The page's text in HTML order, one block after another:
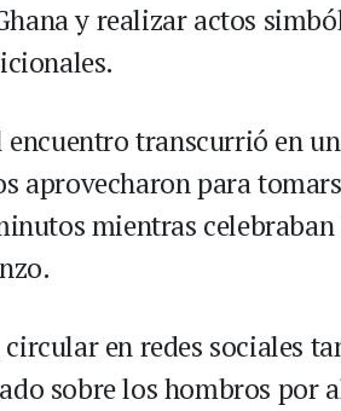
y realizar actos
transcurrió en
aprovecharon para
mientras
en redes sociales
sobre los hombros por